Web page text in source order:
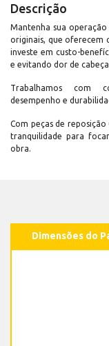
Descrição
Mantenha sua
originais, que oferecem
investe em custo-
e evitando dor de
Trabalhamos com
desempenho e
Com peças de
tranquilidade para
obra.
Dimensões do